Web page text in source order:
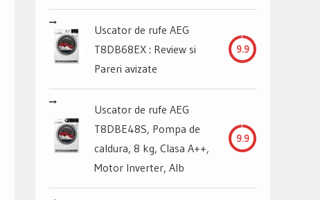
Uscator de rufe AEG
T8DB68EX : Review si
Pareri avizate
9.9
Uscator de rufe AEG
T8DBE48S, Pompa de
caldura, 8 kg, Clasa A++,
Motor Inverter, Alb
9.9